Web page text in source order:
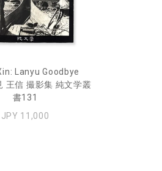
Lanyu Goodbye
王信 撮影集 純文学叢
書131
JPY 11,000